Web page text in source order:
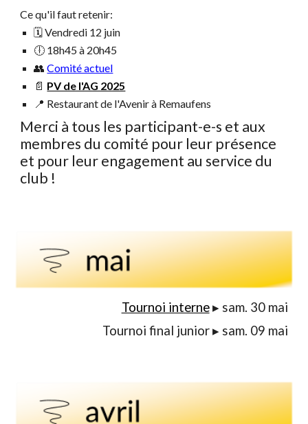
Ce qu'il faut retenir:
🗓️Vendredi 12 juin
🕕 18h45à 20h45
👥Comité actuel
📄 PV de l'AG 2025
📍 Restaurant de l'Avenir à Remaufens
Merci à tous les participant-e-s et aux
membres du comité pour leur présence
et pour leur engagement au service du
club !
Tournoi interne ▸ sam. 30 mai
Tournoi final junior▸ sam. 09 mai